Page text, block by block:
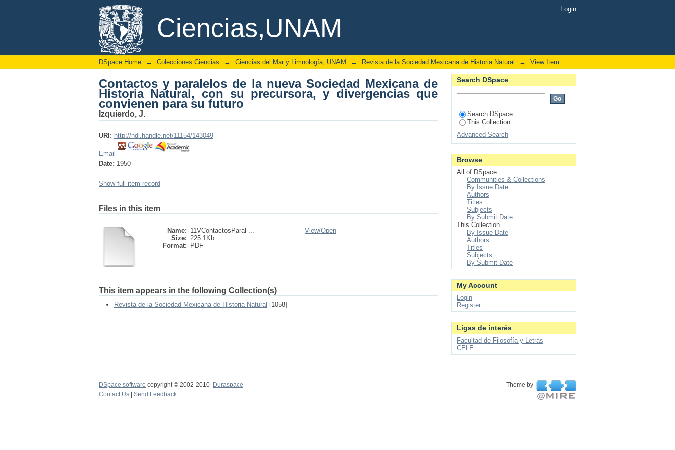
Ciencias,UNAM
Contactos y paralelos de la nueva Sociedad Mexicana de Historia Natural, con su
precursora, y divergencias que convienen para su futuro
DSpace/Manakin Repository Login
DSpace Home → Colecciones Ciencias → Ciencias del Mar y Limnología, UNAM → Revista de la Sociedad Mexicana de Historia Natural → View Item
Contactos y paralelos de la nueva Sociedad Mexicana de
Historia Natural, con su precursora, y divergencias que
convienen para su futuro
Izquierdo, J.
URI: http://hdl.handle.net/11154/143049
Email
Date: 1950
Show full item record
Files in this item
Name: 11VContactosParal ...
Size: 225.1Kb
Format:
PDF
View/Open
This item appears in the following Collection(s)
Revista de la Sociedad Mexicana de Historia Natural [1058]
Search DSpace
Search DSpace
This Collection
Advanced Search
Browse
All of DSpace
Communities & Collections
By Issue Date
Authors
Titles
Subjects
By Submit Date
This Collection
By Issue Date
Authors
Titles
Subjects
By Submit Date
My Account
Login
Register
Ligas de interés
Facultad de Filosofía y Letras
CELE
DSpace software copyright © 2002-2010 Duraspace
Theme by
Contact Us
Send Feedback